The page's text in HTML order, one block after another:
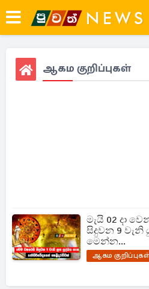
ஆகம குறிப்புகள்
මැයි 02 දා
සිදුවන 9 වැනි
මෙන්න...
ஆகம